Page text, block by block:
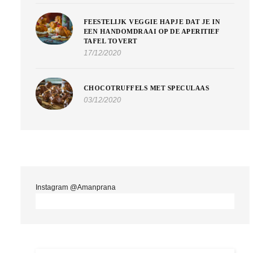
FEESTELIJK VEGGIE HAPJE DAT JE IN
EEN HANDOMDRAAI OP DE APERITIEF
TAFEL TOVERT
17/12/2020
CHOCOTRUFFELS MET SPECULAAS
03/12/2020
Instagram @Amanprana